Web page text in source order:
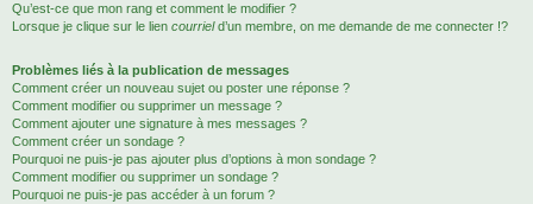
Qu’est-ce que mon rang et comment le modifier ?
Lorsque je clique sur le lien courrield’un membre, on me demande de me connecter !?
Problèmes liés à la publication de messages
Comment créer un nouveau sujet ou poster une réponse ?
Comment modifier ou supprimer un message ?
Comment ajouter une signature à mes messages ?
Comment créer un sondage ?
Pourquoi ne puis-je pas ajouter plus d’options à mon sondage ?
Comment modifier ou supprimer un sondage ?
Pourquoi ne puis-je pas accéder à un forum ?